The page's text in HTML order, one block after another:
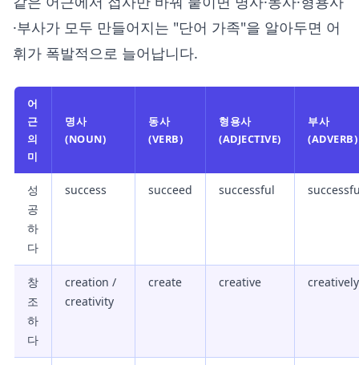
·부사가 모두 만들어지는 "단어 가족"을 알아두면 어
휘가 폭발적으로 늘어납니다.
어
근
의
미
명사
(NOUN)
동사
(VERB)
형용사
(ADJECTIVE)
부사
(ADVERB)
성
공
하
다
success succeed successful
창
조
하
다
creation /
creativity
create creative creatively